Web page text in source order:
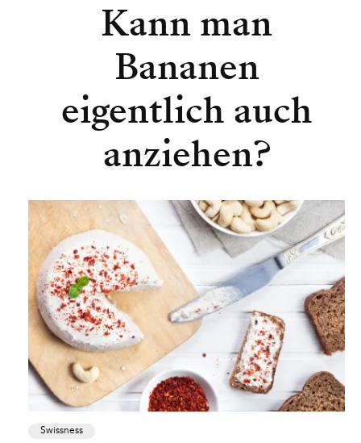
Kann man
Bananen
eigentlich auch
anziehen?
Swissness